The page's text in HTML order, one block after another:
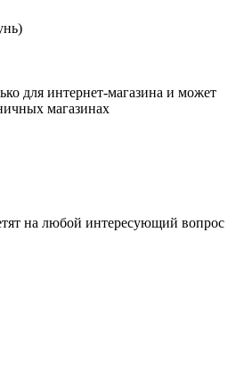
для интернет-магазина и может
магазинах
на любой интересующий вопрос